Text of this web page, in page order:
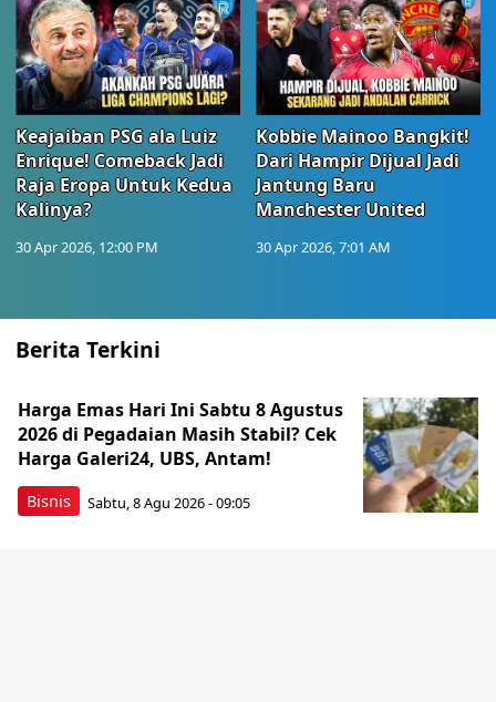
Keajaiban PSG ala Luiz
Enrique! Comeback Jadi
Raja Eropa Untuk Kedua
Kalinya?
30 Apr 2026, 12:00 PM
Kobbie Mainoo Bangkit!
Dari Hampir Dijual Jadi
Jantung Baru
Manchester United
30 Apr 2026, 7:01 AM
Berita Terkini
Bisnis
Harga Emas Hari Ini Sabtu 8 Agustus
2026 di Pegadaian Masih Stabil? Cek
Harga Galeri24, UBS, Antam!
Sabtu, 8 Agu 2026 - 09:05